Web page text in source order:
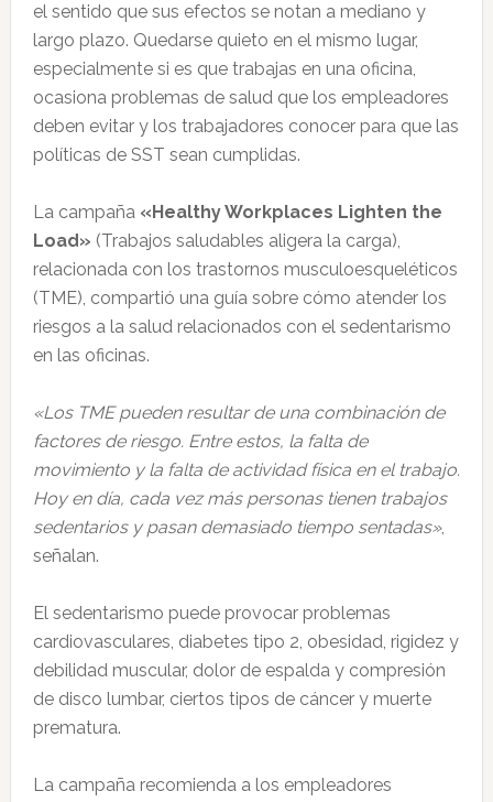
el sentido que sus efectos se notan a mediano y
largo plazo. Quedarse quieto en el mismo lugar,
especialmente si es que trabajas en una oficina,
ocasiona problemas de salud que los empleadores
deben evitar y los trabajadores conocer para que las
políticas de SST sean cumplidas.
La campaña «Healthy Workplaces Lighten the
Load» (Trabajos saludables aligera la carga),
relacionada con los trastornos musculoesqueléticos
(TME), compartió una guía sobre cómo atender los
riesgos a la salud relacionados con el sedentarismo
en las oficinas.
«Los TME pueden resultar de una combinación de
factores de riesgo. Entre estos, la falta de
movimiento y la falta de actividad física en el trabajo.
Hoy en día, cada vez más personas tienen trabajos
sedentarios y pasan demasiado tiempo sentadas»,
señalan.
El sedentarismo puede provocar problemas
cardiovasculares, diabetes tipo 2, obesidad, rigidez y
debilidad muscular, dolor de espalda y compresión
de disco lumbar, ciertos tipos de cáncer y muerte
prematura.
La campaña recomienda a los empleadores